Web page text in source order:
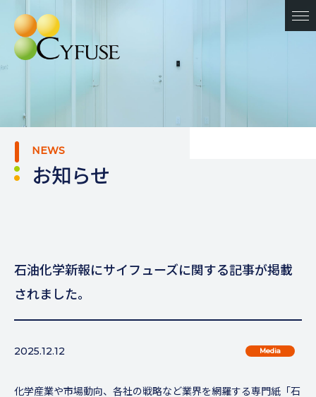
NEWS
お知らせ
石油化学新報にサイフューズに関する記事が掲載
されました。
2025.12.12 Media
化学産業や市場動向、各社の戦略など業界を網羅する専門紙「石